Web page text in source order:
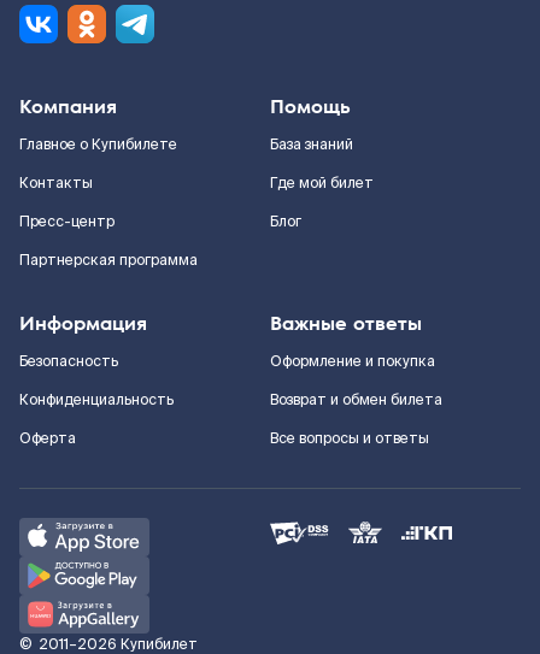
Компания
Главное о Купибилете
Контакты
Пресс-центр
Партнерская программа
Помощь
База знаний
Где мой билет
Блог
Информация
Безопасность
Конфиденциальность
Оферта
Важные ответы
Оформление и покупка
Возврат и обмен билета
Все вопросы и ответы
© 2011–2026 Купибилет